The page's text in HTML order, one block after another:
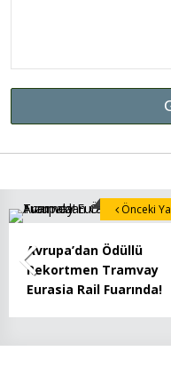
Avrupa’dan Ödüllü
Rekortmen Tramvay
Eurasia Rail Fuarında!
Önceki